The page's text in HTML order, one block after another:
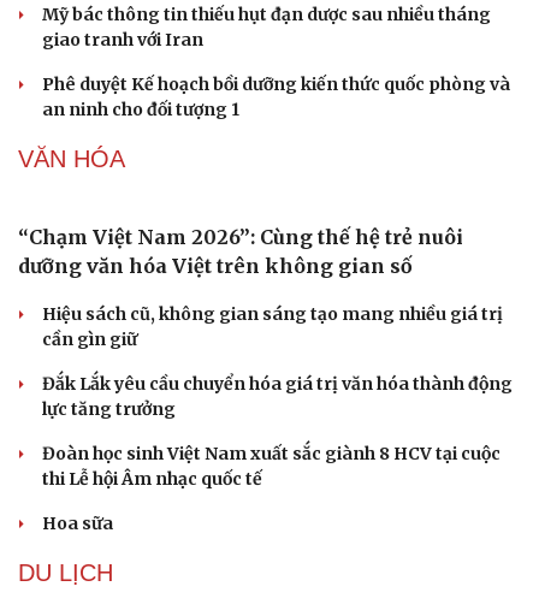
Văn hóa
Văn học
Âm nhạc
Giải trí
Thời trang
Lâm Đồng lập đơn vị chuyên trách tìm kiếm, quy
tập hài cốt liệt sĩ
bằng “mạch máu” KC-135
nan chiến lược
Mỹ bác thông tin thiếu hụt đạn dược sau nhiều tháng
Phê duyệt Kế hoạch bồi dưỡng kiến thức quốc phòng và
an ninh cho đối tượng 1
VĂN HÓA
“Chạm Việt Nam 2026”: Cùng thế hệ trẻ nuôi
dưỡng văn hóa Việt trên không gian số
Hiệu sách cũ, không gian sáng tạo mang nhiều giá trị